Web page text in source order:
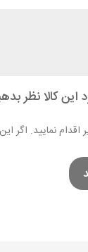
کالا نظر
اقدام نمایید.